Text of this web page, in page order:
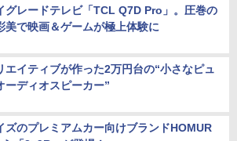
グレードテレビ「TCL Q7D Pro」。圧巻の
美で映画＆ゲームが極上体験に
エイティブが作った2万円台の“小さなピュ
ーディオスピーカー”
ズのプレミアムカー向けブランドHOMUR